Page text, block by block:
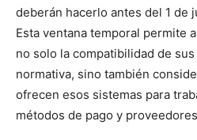
deberán hacerlo antes del 1 de
Esta ventana temporal permite
no solo la compatibilidad de
normativa, sino también
ofrecen esos sistemas para
métodos de pago y